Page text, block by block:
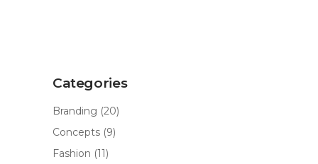
Categories
Branding (20)
Concepts (9)
Fashion (11)